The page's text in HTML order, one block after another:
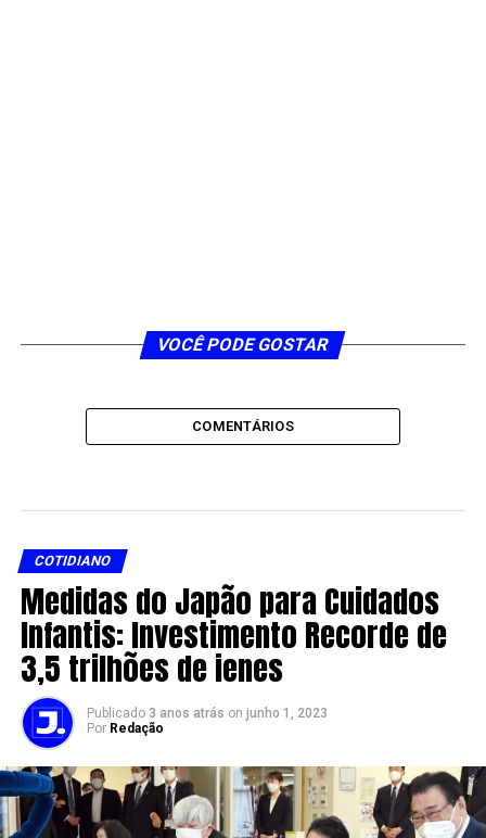
VOCÊ PODE GOSTAR
COMENTÁRIOS
COTIDIANO
Medidas do Japão para Cuidados
Infantis: Investimento Recorde de
3,5 trilhões de ienes
Publicado 3 anos atrás on junho 1, 2023
Por Redação